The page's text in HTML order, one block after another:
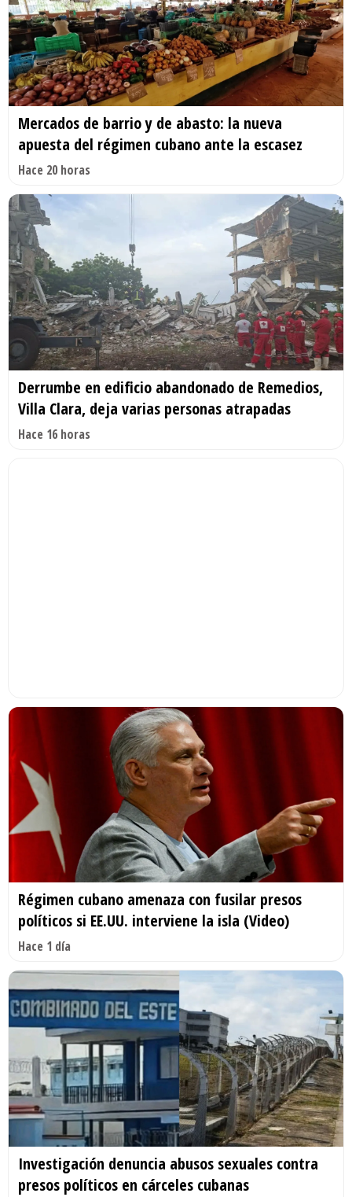
Mercados de barrio y de abasto: la nueva
apuesta del régimen cubano ante la escasez
Hace 20 horas
Derrumbe en edificio abandonado de Remedios,
Villa Clara, deja varias personas atrapadas
Hace 16 horas
Régimen cubano amenaza con fusilar presos
políticos si EE.UU. interviene la isla (Video)
Hace 1 día
Investigación denuncia abusos sexuales contra
presos políticos en cárceles cubanas